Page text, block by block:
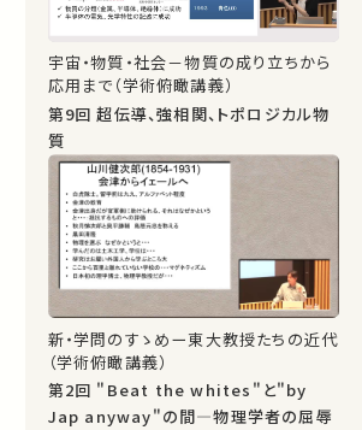
宇宙・物質・社会－物質の成り立ちから
応用まで（学術俯瞰講義）
第9回 超伝導、強相関、トポロジカル物
質
新・学問のすゝめー東大教授たちの近代
（学術俯瞰講義）
第2回 "Beat the whites"と"by
Jap anyway"の間―物理学者の屈辱